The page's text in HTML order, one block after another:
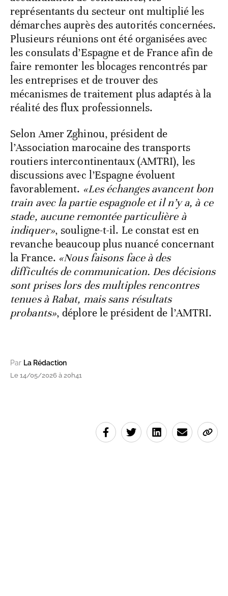
représentants du secteur ont multiplié les
démarches auprès des autorités concernées.
Plusieurs réunions ont été organisées avec
les consulats d’Espagne et de France afin de
faire remonter les blocages rencontrés par
les entreprises et de trouver des
mécanismes de traitement plus adaptés à la
réalité des flux professionnels.
Selon Amer Zghinou, président de
l’Association marocaine des transports
routiers intercontinentaux (AMTRI), les
discussions avec l’Espagne évoluent
favorablement. «Les échanges avancent bon
train avec la partie espagnole et il n’y a, à ce
stade, aucune remontée particulière à
indiquer», souligne-t-il. Le constat est en
revanche beaucoup plus nuancé concernant
la France. «Nous faisons face à des
difficultés de communication. Des décisions
sont prises lors des multiples rencontres
tenues à Rabat, mais sans résultats
probants», déplore le président de l’AMTRI.
Par La Rédaction
Le 14/05/2026 à 20h41